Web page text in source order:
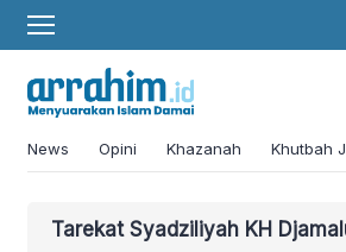
News Opini Khazanah Khutbah
Tarekat Syadziliyah KH